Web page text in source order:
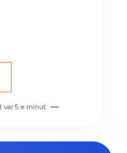
var 5:e minut ·—